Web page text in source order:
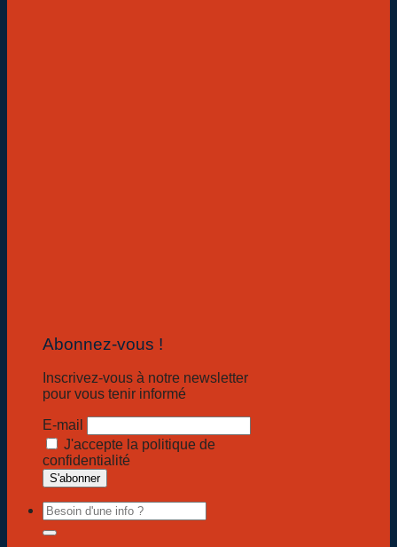
Abonnez-vous !
Inscrivez-vous à notre newsletter
pour vous tenir informé
E-mail
J'accepte la politique de
confidentialité